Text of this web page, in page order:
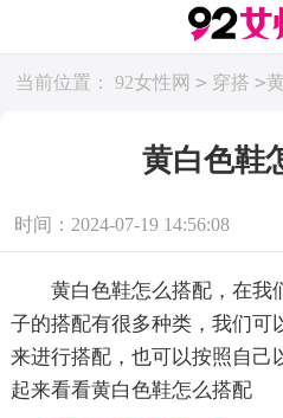
当前位置： 92女性网 > 穿搭 >
黄白色鞋
时间：2024-07-19 14:56:08
黄白色鞋怎么搭配，在我
子的搭配有很多种类，我们可
来进行搭配，也可以按照自己
起来看看黄白色鞋怎么搭配